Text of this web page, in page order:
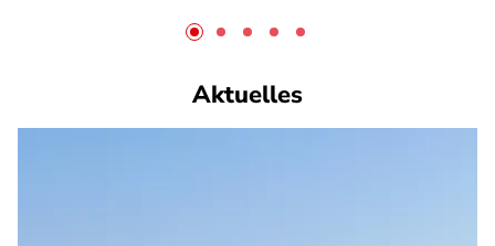
Aktuelles